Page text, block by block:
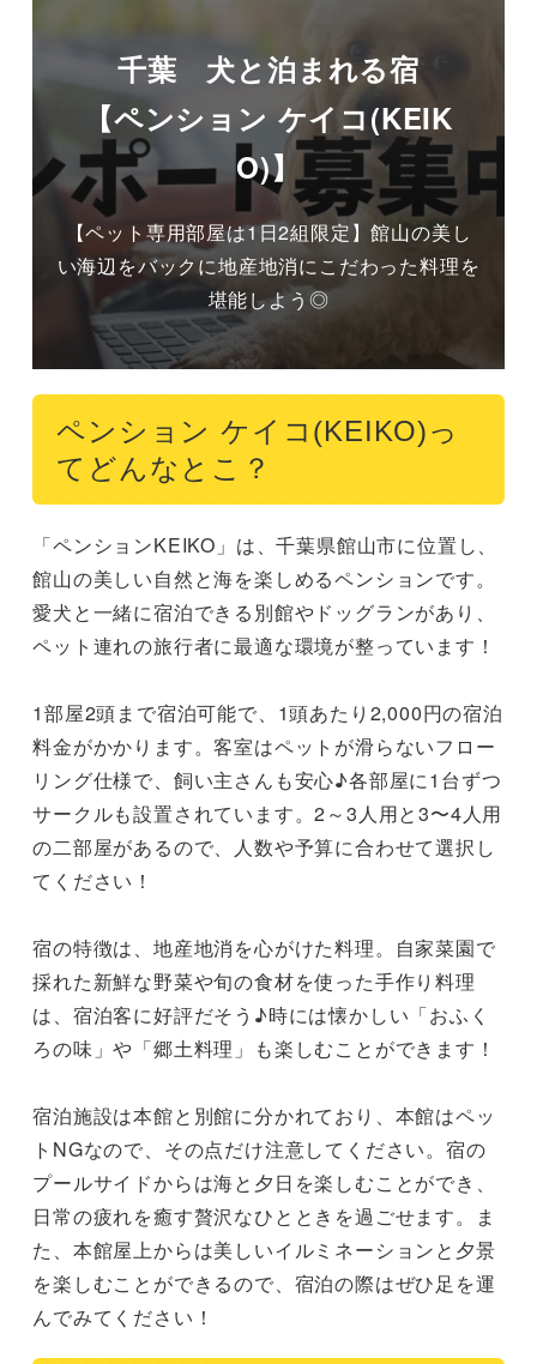
千葉 犬と泊まれる宿
【ペンション ケイコ(KEIK
O)】
【ペット専用部屋は1日2組限定】館山の美し
い海辺をバックに地産地消にこだわった料理を
堪能しよう◎
ペンション ケイコ(KEIKO)っ
てどんなとこ？
「ペンションKEIKO」は、千葉県館山市に位置し、
館山の美しい自然と海を楽しめるペンションです。
愛犬と一緒に宿泊できる別館やドッグランがあり、
ペット連れの旅行者に最適な環境が整っています！
1部屋2頭まで宿泊可能で、1頭あたり2,000円の宿泊
料金がかかります。客室はペットが滑らないフロー
リング仕様で、飼い主さんも安心♪各部屋に1台ずつ
サークルも設置されています。2～3人用と3〜4人用
の二部屋があるので、人数や予算に合わせて選択し
てください！
宿の特徴は、地産地消を心がけた料理。自家菜園で
採れた新鮮な野菜や旬の食材を使った手作り料理
は、宿泊客に好評だそう♪時には懐かしい「おふく
ろの味」や「郷土料理」も楽しむことができます！
宿泊施設は本館と別館に分かれており、本館はペッ
トNGなので、その点だけ注意してください。宿の
プールサイドからは海と夕日を楽しむことができ、
日常の疲れを癒す贅沢なひとときを過ごせます。ま
た、本館屋上からは美しいイルミネーションと夕景
を楽しむことができるので、宿泊の際はぜひ足を運
んでみてください！